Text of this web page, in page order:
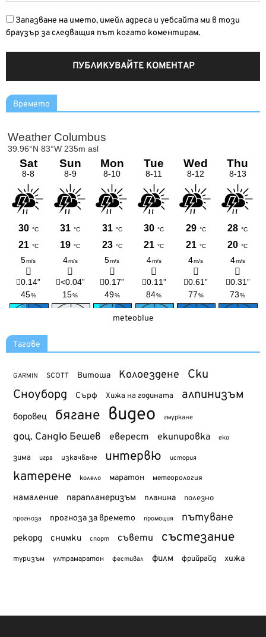
Запазване на името, имейл адреса и уебсайта ми в този
браузър за следващия път когато коментирам.
Времето
meteoblue
Тагове
GARMIN SCOTT Витоша Колоездене Ски
Сноуборд Сърф Хижа на годината алпинизъм
боровец бягане видео гмуркане
доц. Сандю Бешев еверест екипировка еко
зима игра изкачване интервю история
катерене колело маратон метеорология
намаление парапланеризъм планина полезно
прогноза прогноза за времето промоция пътуване
рекорд снимки спорт съвети състезание
туризъм ултрамаратон фестивал филм фрийрайд хижа